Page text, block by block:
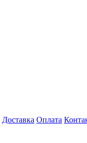
Доставка Оплата